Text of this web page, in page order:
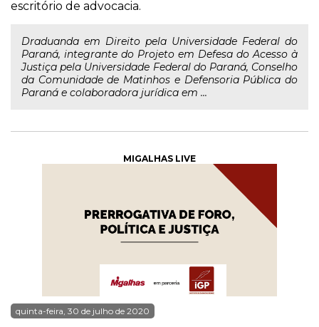
escritório de advocacia.
Draduanda em Direito pela Universidade Federal do
Paraná, integrante do Projeto em Defesa do Acesso à
Justiça pela Universidade Federal do Paraná, Conselho
da Comunidade de Matinhos e Defensoria Pública do
Paraná e colaboradora jurídica em ...
MIGALHAS LIVE
quinta-feira, 30 de julho de 2020